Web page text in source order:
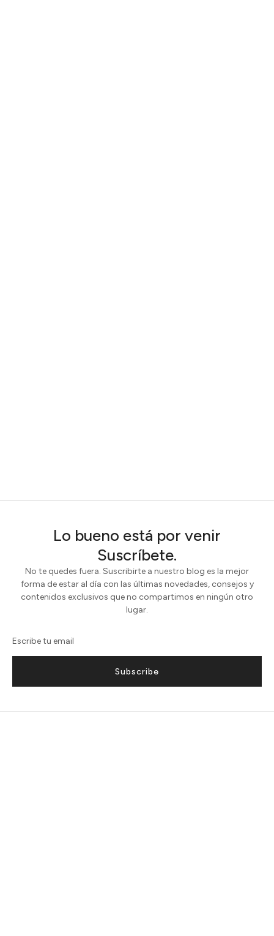
Lo bueno está por venir
Suscríbete.
No te quedes fuera. Suscribirte a nuestro blog es la mejor
forma de estar al día con las últimas novedades, consejos y
contenidos exclusivos que no compartimos en ningún otro
lugar.
Subscribe